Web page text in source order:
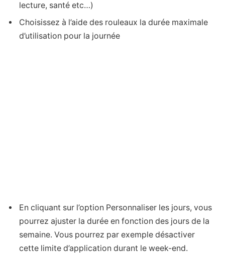
lecture, santé etc…)
Choisissez à l’aide des rouleaux la durée maximale
d’utilisation pour la journée
En cliquant sur l’option Personnaliser les jours, vous
pourrez ajuster la durée en fonction des jours de la
semaine. Vous pourrez par exemple désactiver
cette limite d’application durant le week-end.